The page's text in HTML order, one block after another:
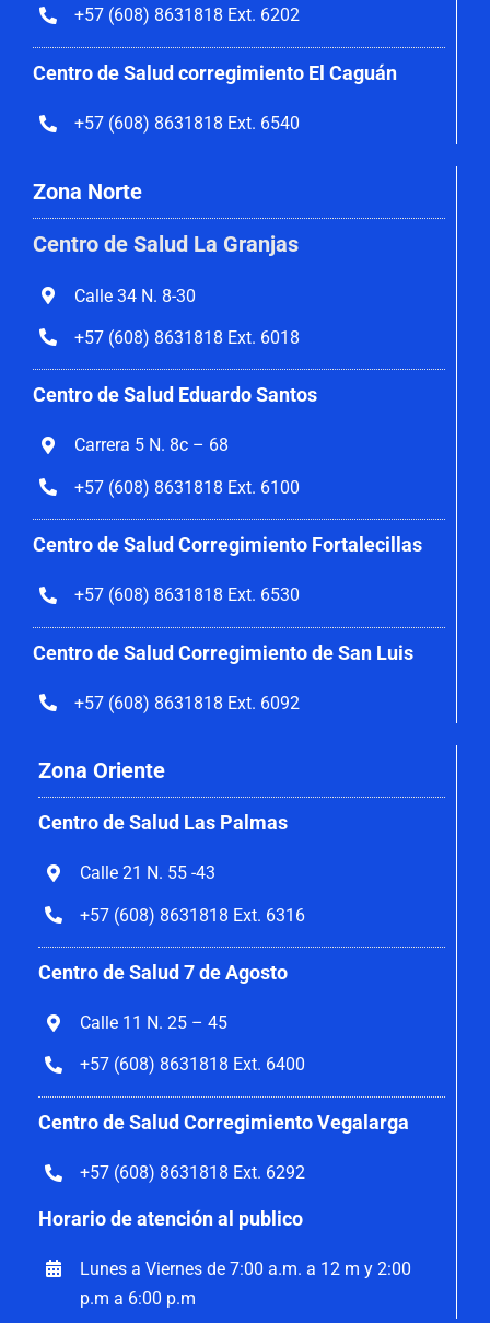
+57 (608) 8631818 Ext. 6202
Centro de Salud corregimiento El Caguán
+57 (608) 8631818 Ext. 6540
Zona Norte
Centro de Salud La Granjas
Calle 34 N. 8-30
+57 (608) 8631818 Ext. 6018
Centro de Salud Eduardo Santos
Carrera 5 N. 8c – 68
+57 (608) 8631818 Ext. 6100
Centro de Salud Corregimiento Fortalecillas
+57 (608) 8631818 Ext. 6530
Centro de Salud Corregimiento de San Luis
+57 (608) 8631818 Ext. 6092
Zona Oriente
Centro de Salud Las Palmas
Calle 21 N. 55 -43
+57 (608) 8631818 Ext. 6316
Centro de Salud 7 de Agosto
Calle 11 N. 25 – 45
+57 (608) 8631818 Ext. 6400
Centro de Salud Corregimiento Vegalarga
+57 (608) 8631818 Ext. 6292
Horario de atención al publico
Lunes a Viernes de 7:00 a.m. a 12 m y 2:00
p.m a 6:00 p.m